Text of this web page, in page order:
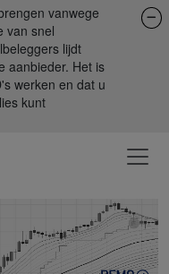
vanwege
van snel
lijdt
aanbieder. Het is
werken en dat u
kunt